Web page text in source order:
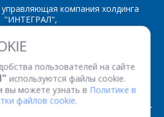
пользователей на сайте
используются файлы cookie.
вы можете узнать в Политике в
файлов cookie.
компания холдинга
"ИНТЕГРАЛ",
комната 327, г. Минск, 220108,
Беларусь
338 12 94 УНП 100386629
от 01.08.2013 г.
ОТПРАВИТЬ